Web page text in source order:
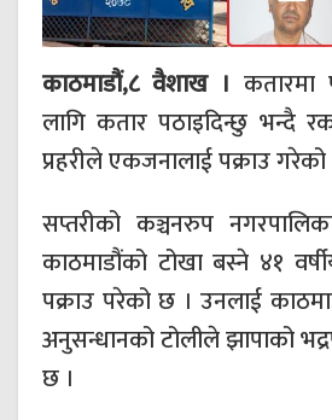
काठमाडौं,८ वैशाख । कतारमा
लागि कतार पठाइदिन्छु भन्दै
प्रहरीले एकजनालाई पक्राउ गरेको
सप्तरीको कञ्चनरुप
काठमाडौंको टोखा बस्ने ४१
पक्राउ परेको छ । उनलाई
अनुसन्धानको टोलीले झापाको
छ ।